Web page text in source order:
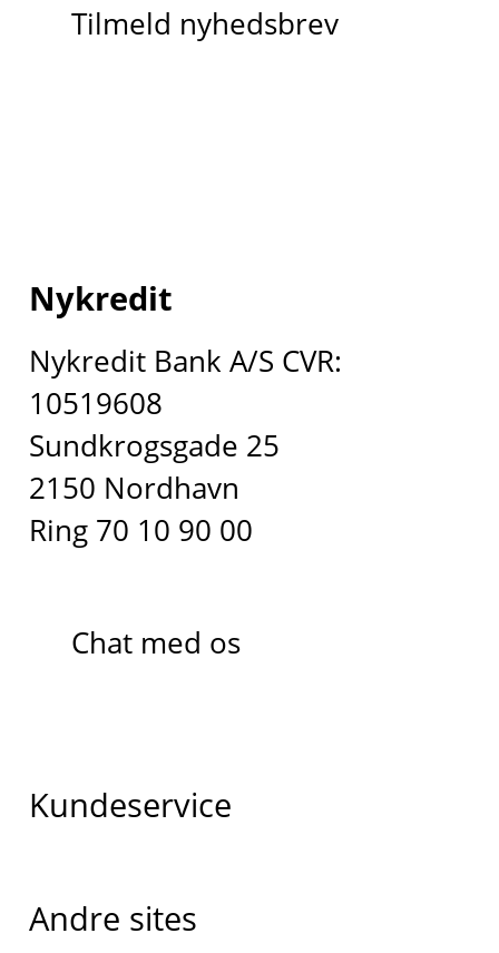
Tilmeld nyhedsbrev
Nykredit
Nykredit Bank A/S CVR:
10519608
Sundkrogsgade 25
2150 Nordhavn
Ring 70 10 90 00
Chat med os
Kundeservice
Andre sites